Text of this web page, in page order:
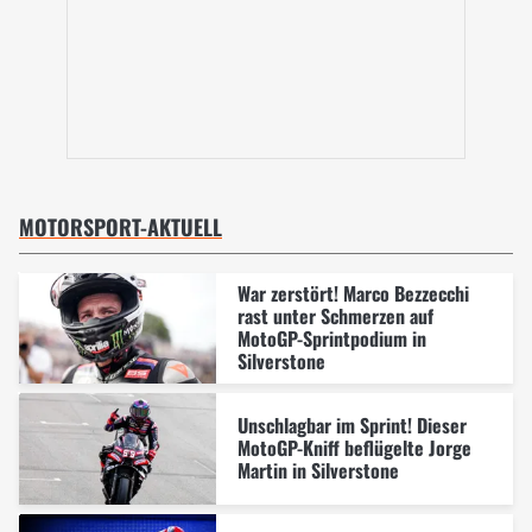
MOTORSPORT-AKTUELL
War zerstört! Marco Bezzecchi
rast unter Schmerzen auf
MotoGP-Sprintpodium in
Silverstone
Unschlagbar im Sprint! Dieser
MotoGP-Kniff beflügelte Jorge
Martin in Silverstone